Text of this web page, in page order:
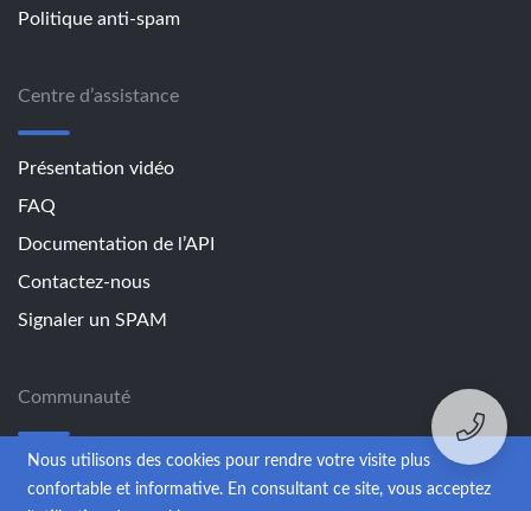
Politique anti-spam
Centre d’assistance
Présentation vidéo
FAQ
Documentation de l’API
Contactez-nous
Signaler un SPAM
Communauté
Blog
Nous utilisons des cookies pour rendre votre visite plus
confortable et informative. En consultant ce site, vous acceptez